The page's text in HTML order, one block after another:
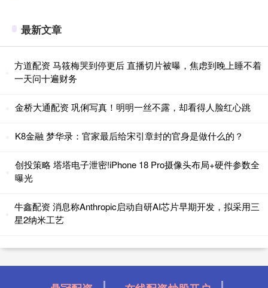
最新文章
方道配资 马筱梅哭到停更后 直播切片被曝，焦虑到晚上睡不着
一天问十遍财务
金桥大通配资 巩俐写真！明明一丝不露，却看得人脸红心跳
K8金融 梦华录：官家最后给宋引章封的官身是做什么的？
创投策略 塔塔电子泄密!iPhone 18 Pro摄像头布局+硬件参数全
曝光
牛鑫配资 消息称Anthropic启动自研AI芯片早期开发，拟采用三
星2纳米工艺